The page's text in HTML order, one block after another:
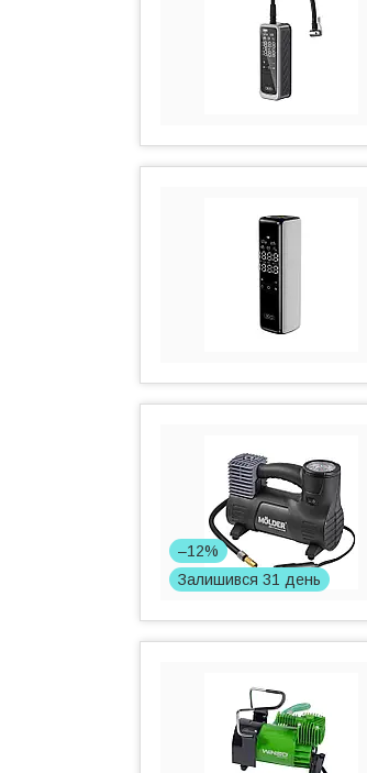
–12%
Залишився 31 день